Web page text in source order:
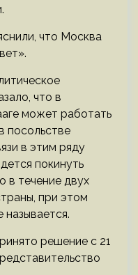
что Москва
что в
может работать
посольстве
в этим ряду
покинуть
в течение двух
при этом
решение с 21